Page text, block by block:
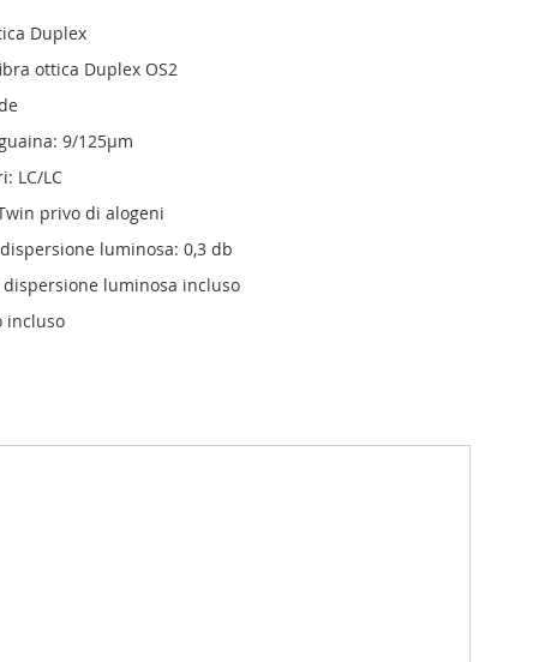
Duplex
ottica Duplex OS2
9/125µm
LC/LC
privo di alogeni
luminosa: 0,3 db
dispersione luminosa incluso
incluso